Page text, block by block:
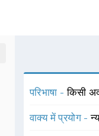
परिभाषा -किसी
वाक्य में प्रयोग -